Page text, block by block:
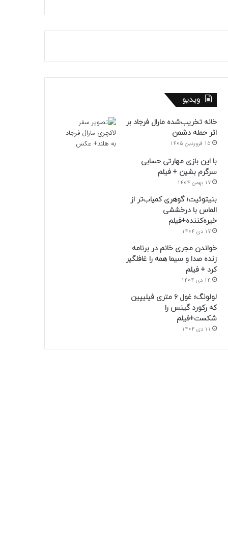
ویدیو
خانه تخریب‌شده مارال فرجاد بر
اثر حمله دشمن
15 فروردین 1405
با این بازی مهارتی حسابی
سرگرم بشین + فیلم
17 بهمن 1404
بنیتوئیت؛ گوهری کمیاب‌تر از
الماس با درخششی
خیره‌کننده+فیلم
17 دی 1404
خواندن مجری خانم در برنامه
زنده صدا و سیما همه را غافلگیر
کرد + فیلم
14 دی 1404
لولونگ؛ غول ۶ متری فیلیپین
که رکورد گینس را
شکست+فیلم
11 دی 1404